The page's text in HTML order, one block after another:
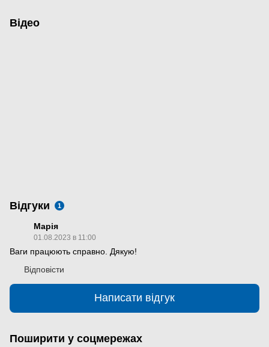
Відео
Відгуки 1
Марія
01.08.2023 в 11:00
Ваги працюють справно. Дякую!
Відповісти
Написати відгук
Поширити у соцмережах